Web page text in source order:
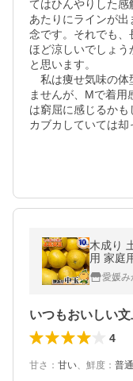
てはひんやりした
あたりにラインが
念です。それでも、
ほど涼しいでしょう
と思います。
私は痩せ気味の体
ませんが、Mで着
は窮屈に感じるか
カブカしていては却
木成り
用 家庭
王様 と
愛媛み
いつもおいしい文
4
甘さ ： 甘い、 鮮度 ： 普通